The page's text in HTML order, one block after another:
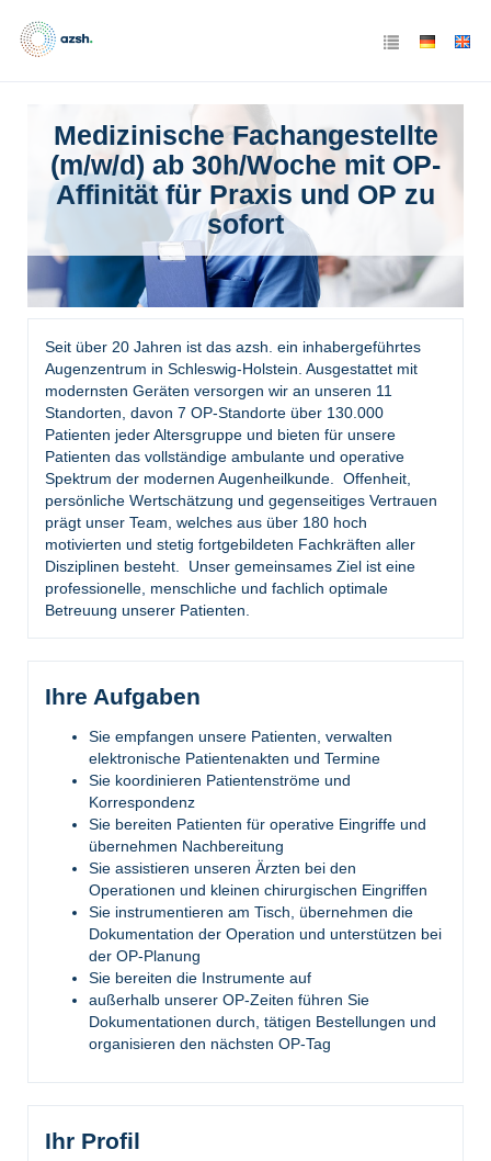
Medizinische Fachangestellte
(m/w/d) ab 30h/Woche mit OP-
Affinität für Praxis und OP zu
sofort
Seit über 20 Jahren ist das azsh. ein inhabergeführtes
Augenzentrum in Schleswig-Holstein. Ausgestattet mit
modernsten Geräten versorgen wir an unseren 11
Standorten, davon 7 OP-Standorte über 130.000
Patienten jeder Altersgruppe und bieten für unsere
Patienten das vollständige ambulante und operative
Spektrum der modernen Augenheilkunde. Offenheit,
persönliche Wertschätzung und gegenseitiges Vertrauen
prägt unser Team, welches aus über 180 hoch
motivierten und stetig fortgebildeten Fachkräften aller
Disziplinen besteht. Unser gemeinsames Ziel ist eine
professionelle, menschliche und fachlich optimale
Betreuung unserer Patienten.
Ihre Aufgaben
Sie empfangen unsere Patienten, verwalten
elektronische Patientenakten und Termine
Sie koordinieren Patientenströme und
Korrespondenz
Sie bereiten Patienten für operative Eingriffe und
übernehmen Nachbereitung
Sie assistieren unseren Ärzten bei den
Operationen und kleinen chirurgischen Eingriffen
Sie instrumentieren am Tisch, übernehmen die
Dokumentation der Operation und unterstützen bei
der OP-Planung
Sie bereiten die Instrumente auf
außerhalb unserer OP-Zeiten führen Sie
Dokumentationen durch, tätigen Bestellungen und
organisieren den nächsten OP-Tag
Ihr Profil